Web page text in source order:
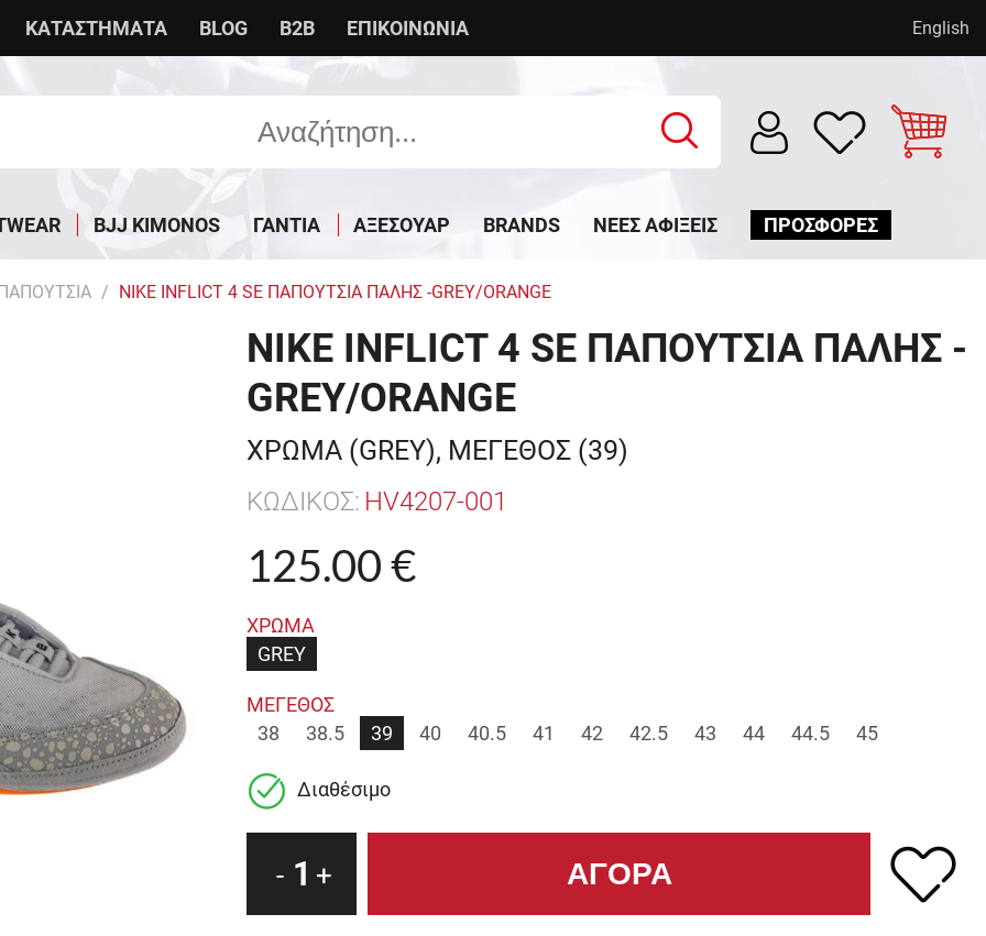
ΚΑΤΑΣΤΗΜΑΤΑ BLOG B2B ΕΠΙΚΟΙΝΩΝΙΑ English
BJJ KIMONOS ΓΑΝΤΙΑ ΑΞΕΣΟΥΑΡ BRANDS ΝΈΕΣ ΑΦΊΞΕΙΣ ΠΡΟΣΦΟΡΕΣ
NIKE INFLICT 4 SE ΠΑΠΟΥΤΣΙΑ ΠΑΛΗΣ -GREY/ORANGE
NIKE INFLICT 4 SE ΠΑΠΟΥΤΣΙΑ ΠΑΛΗΣ -
GREY/ORANGE
ΧΡΩΜΑ (GREY), ΜΕΓΕΘΟΣ (39)
ΚΩΔΙΚΟΣ: HV4207-001
125.00 €
ΧΡΩΜΑ
GREY
ΜΕΓΕΘΟΣ
38
38.5 39 40 40.5 41 42 42.5 43 44 44.5 45
Διαθέσιμο
- 1 +